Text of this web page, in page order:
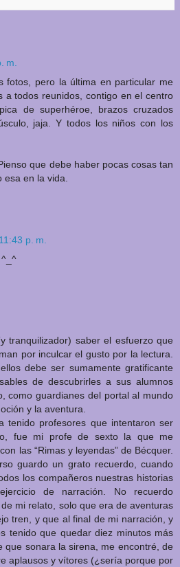
m.
fotos, pero la última en particular me
a todos reunidos, contigo en el centro
de superhéroe, brazos cruzados
jaja. Y todos los niños con los
que debe haber pocas cosas tan
en la vida.
11:43 p. m.
tranquilizador) saber el esfuerzo que
por inculcar el gusto por la lectura.
debe ser sumamente gratificante
de descubrirles a sus alumnos
como guardianes del portal al mundo
y la aventura.
tenido profesores que intentaron ser
fue mi profe de sexto la que me
las “Rimas y leyendas” de Bécquer.
guardo un grato recuerdo, cuando
los compañeros nuestras historias
de narración. No recuerdo
mi relato, solo que era de aventuras
tren, y que al final de mi narración, y
tenido que quedar diez minutos más
que sonara la sirena, me encontré, de
aplausos y vítores (¿sería porque por